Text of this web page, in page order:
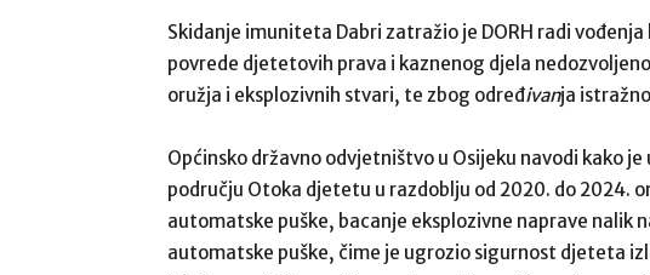
Skidanje imuniteta Dabri zatražio je DORH radi
povrede djetetovih prava i kaznenog djela
oružja i eksplozivnih stvari, te zbog određivanja
Općinsko državno odvjetništvo u Osijeku navodi kako
području Otoka djetetu u razdoblju od 2020. do 2024.
automatske puške, bacanje eksplozivne naprave nalik
automatske puške, čime je ugrozio sigurnost djeteta